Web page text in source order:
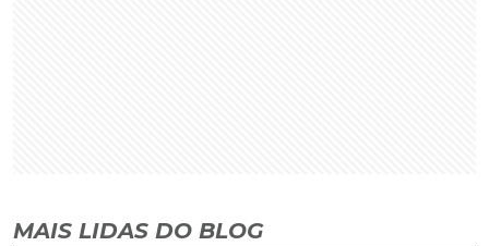
MAIS LIDAS DO BLOG